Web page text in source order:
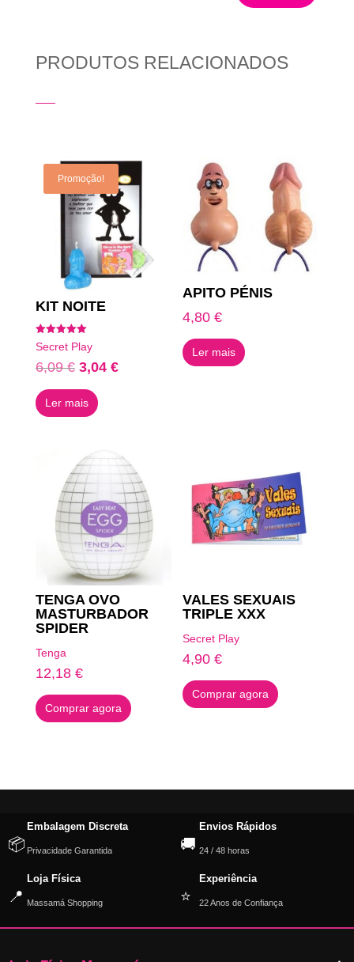
PRODUTOS RELACIONADOS
Promoção!
KIT NOITE
Avaliação
5.00
de 5
Secret Play
6,09€ O
preço
original
3,04 €O
Ler mais
APITO PÉNIS
4,80€
Ler mais
TENGA OVO
MASTURBADOR
SPIDER
Tenga
12,18 €
Comprar agora
VALES SEXUAIS
TRIPLE XXX
Secret Play
4,90€
Comprar agora
📦
Embalagem Discreta
Privacidade Garantida 🚚
Envios Rápidos
24 / 48 horas
📍
Loja Física
Massamá Shopping ⭐
Experiência
22 Anos de Confiança